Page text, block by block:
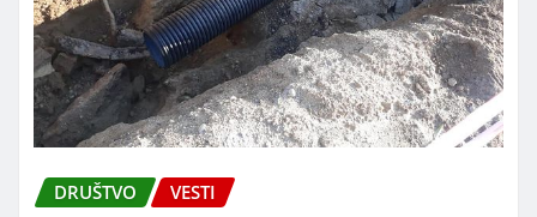
DRUŠTVO VESTI